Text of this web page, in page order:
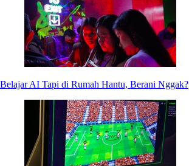
Belajar AI Tapi di Rumah Hantu, Berani Nggak?